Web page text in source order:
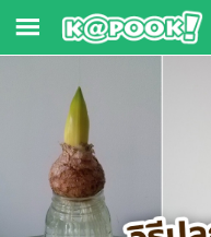
ข่าว-
ความ
ข่าว